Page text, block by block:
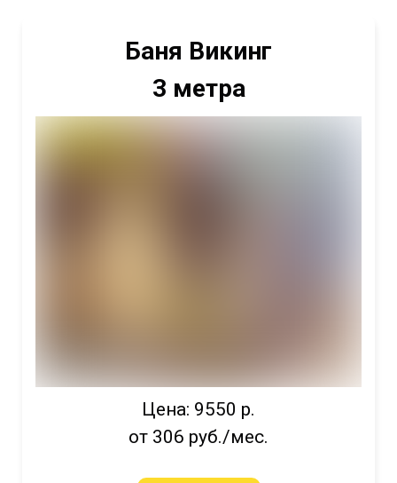
Баня Викинг
3 метра
Цена: 9550 р.
от 306 руб./мес.